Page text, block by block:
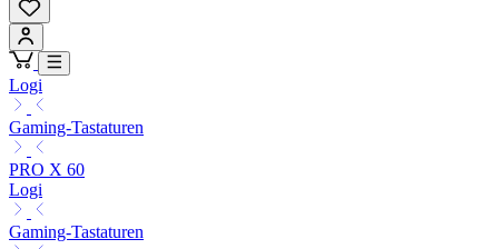
Logi
Gaming-Tastaturen
PRO X 60
Logi
Gaming-Tastaturen